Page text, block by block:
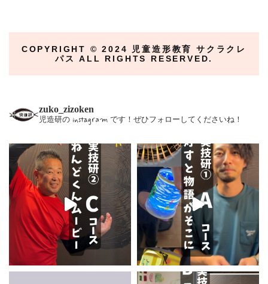
COPYRIGHT ©︎ 2024 児童造形教育 サクラクレ
パス ALL RIGHTS RESERVED.
zuko_zizoken
児造研の instagram です！ぜひフォローしてくださいね！